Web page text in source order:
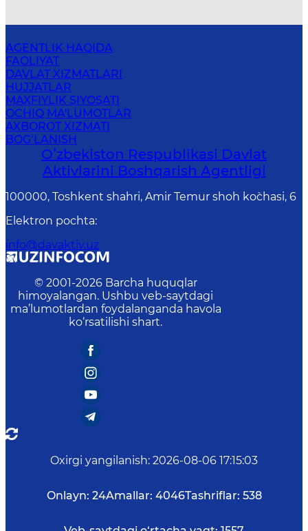
AGENTLIK HAQIDA
FAOLIYAT
DAVLAT XIZMATLARI
HUJJATLAR
MAXFIYLIK SIYOSATI
OCHIQ MA'LUMOTLAR
AXBOROT XIZMATI
BOG‘LANISH
Oʻzbekiston Respublikasi Davlat
Aktivlarini Boshqarish Agentligi
100000, Toshkent shahri, Amir Temur shoh ko`chasi, 6
Elektron pochta:
info@davaktiv.uz
© 2001-2026 Barcha huquqlar
himoyalangan. Ushbu veb-saytdagi
ma’lumotlardan foydalanganda havola
ko‘rsatilishi shart.
Oxirgi yangilanish: 2026-08-06 17:15:03
Onlayn: 24Amallar: 4046Tashriflar: 538